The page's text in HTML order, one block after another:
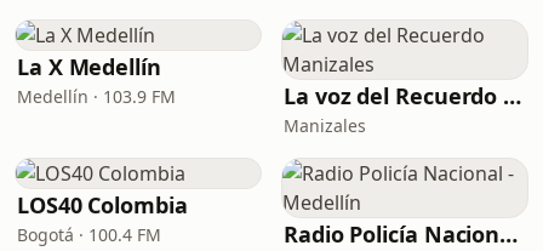
La X Medellín
Medellín · 103.9 FM La voz del Recuerdo Manizales
Manizales
LOS40 Colombia
Bogotá · 100.4 FM Radio Policía Nacional - Medellín